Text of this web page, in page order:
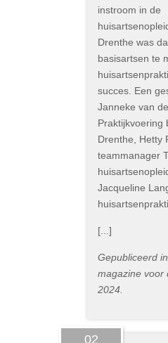
instroom in de
Drenthe was
basisartsen te
succes. Een
Janneke van
Praktijkvoering
Drenthe, Hetty
teammanager
Jacqueline
[...]
Gepubliceerd
magazine voor
2024.
02